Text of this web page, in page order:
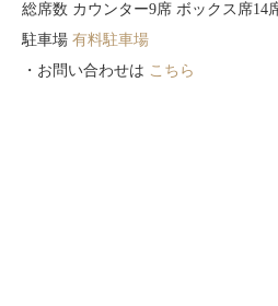
総席数 カウンター9席 ボックス席14
駐車場 有料駐車場
・お問い合わせは こちら